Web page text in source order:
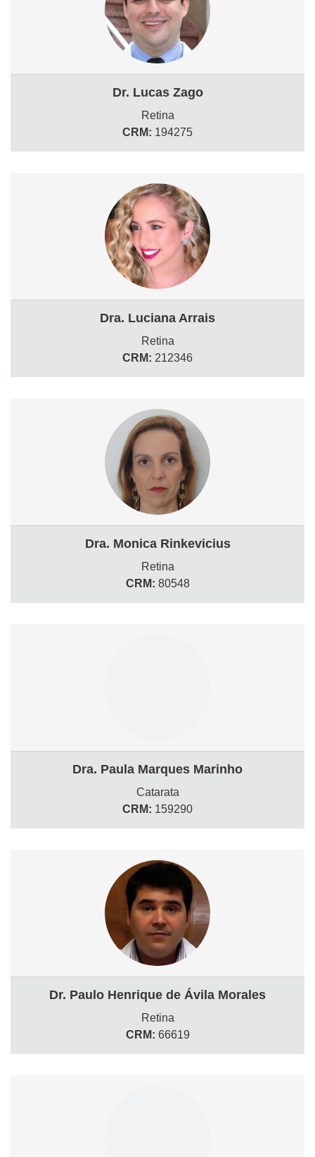
Dr. Lucas Zago
Retina
CRM: 194275
Dra. Luciana Arrais
Retina
CRM: 212346
Dra. Monica Rinkevicius
Retina
CRM: 80548
Dra. Paula Marques Marinho
Catarata
CRM: 159290
Dr. Paulo Henrique de Ávila Morales
Retina
CRM: 66619